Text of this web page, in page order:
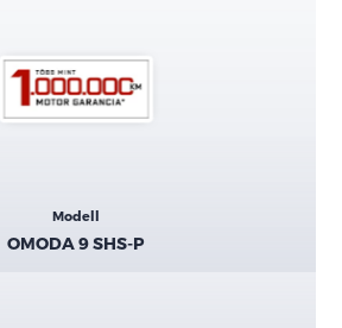
Modell
OMODA 9 SHS-P